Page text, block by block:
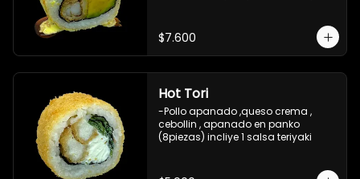
$7.600
Hot Tori
-Pollo apanado ,queso crema ,
cebollin , apanado en panko
(8piezas) incliye 1 salsa teriyaki